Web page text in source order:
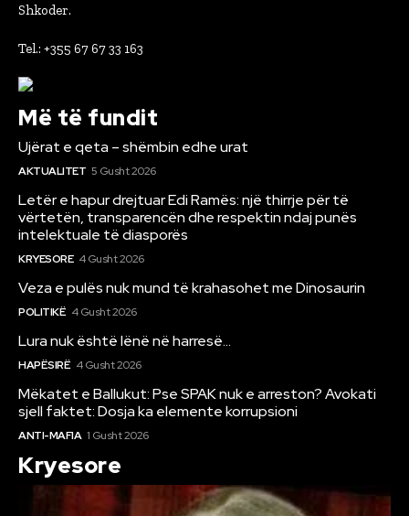
Shkoder.
Tel.: +355 67 67 33 163
Më të fundit
Ujërat e qeta – shëmbin edhe urat
AKTUALITET 5 Gusht 2026
Letër e hapur drejtuar Edi Ramës: një thirrje për të
vërtetën, transparencën dhe respektin ndaj punës
intelektuale të diasporës
KRYESORE 4 Gusht 2026
Veza e pulës nuk mund të krahasohet me Dinosaurin
POLITIKË 4 Gusht 2026
Lura nuk është lënë në harresë…
HAPËSIRË 4 Gusht 2026
Mëkatet e Ballukut: Pse SPAK nuk e arreston? Avokati
sjell faktet: Dosja ka elemente korrupsioni
ANTI-MAFIA 1 Gusht 2026
Kryesore